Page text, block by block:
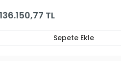
186.255,85 TL
Sepete Ekle